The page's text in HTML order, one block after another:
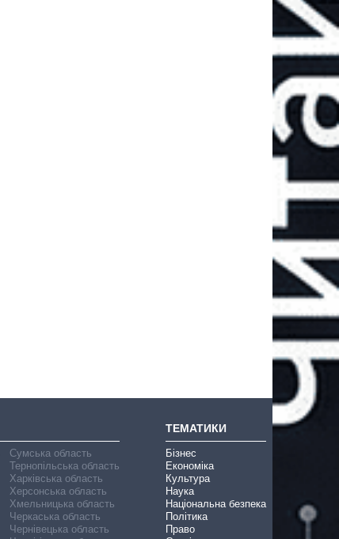
Сумська область
Тернопільська область
Харківська область
Херсонська область
Хмельницька область
Черкаська область
Чернівецька область
ТЕМАТИКИ
Бізнес
Економіка
Культура
Наука
Національна безпека
Політика
Право